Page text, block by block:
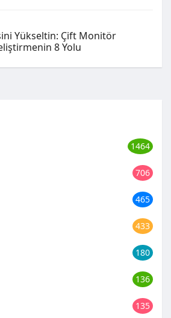
Yükseltin: Çift Monitör
8 Yolu
1464
706
465
433
180
136
135